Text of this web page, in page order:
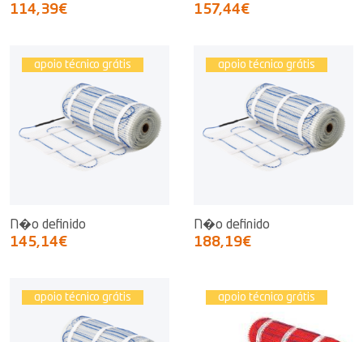
114,39€ 157,44€
apoio técnico grátis
N�o definido
145,14€
apoio técnico grátis
N�o definido
188,19€
apoio técnico grátis apoio técnico grátis